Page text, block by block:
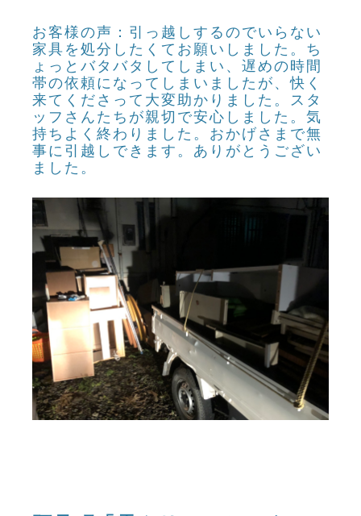
お客様の声：引っ越しするのでいらない
家具を処分したくてお願いしました。ち
ょっとバタバタしてしまい、遅めの時間
帯の依頼になってしまいましたが、快く
来てくださって大変助かりました。スタ
ッフさんたちが親切で安心しました。気
持ちよく終わりました。おかげさまで無
事に引越しできます。ありがとうござい
ました。